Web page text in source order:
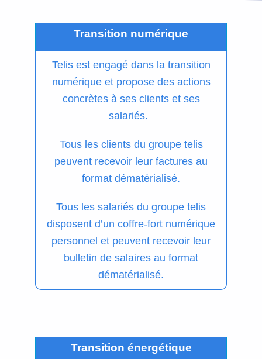
Transition numérique
Telis est engagé dans la transition
numérique et propose des actions
concrètes à ses clients et ses
salariés.
Tous les clients du groupe telis
peuvent recevoir leur factures au
format dématérialisé.
Tous les salariés du groupe telis
disposent d’un coffre-fort numérique
personnel et peuvent recevoir leur
bulletin de salaires au format
dématérialisé.
Transition énergétique